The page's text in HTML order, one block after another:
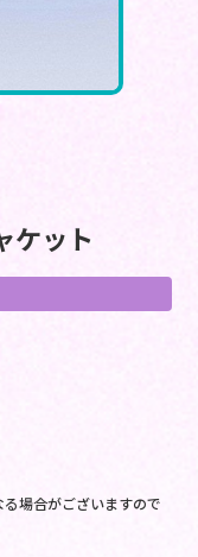
ケット
場合がございますので